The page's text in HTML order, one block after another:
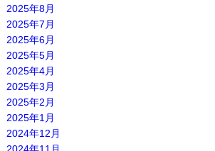
2025年8月
2025年7月
2025年6月
2025年5月
2025年4月
2025年3月
2025年2月
2025年1月
2024年12月